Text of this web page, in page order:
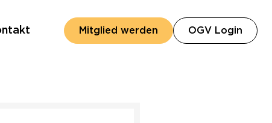
Mitglied werden OGV Login